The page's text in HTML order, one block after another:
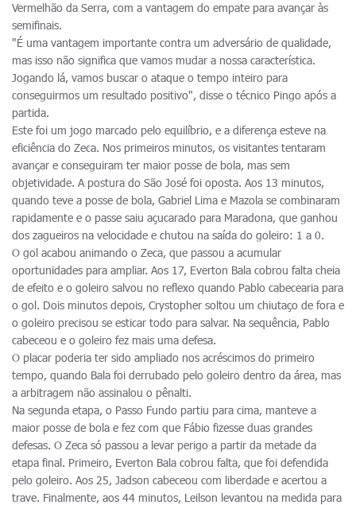
Vermelhão da Serra, com a vantagem do empate para avançar às
semifinais.
"É uma vantagem importante contra um adversário de qualidade,
mas isso não significa que vamos mudar a nossa característica.
Jogando lá, vamos buscar o ataque o tempo inteiro para
conseguirmos um resultado positivo", disse o técnico Pingo após a
partida.
Este foi um jogo marcado pelo equilíbrio, e a diferença esteve na
eficiência do Zeca. Nos primeiros minutos, os visitantes tentaram
avançar e conseguiram ter maior posse de bola, mas sem
objetividade. A postura do São José foi oposta. Aos 13 minutos,
quando teve a posse de bola, Gabriel Lima e Mazola se combinaram
rapidamente e o passe saiu açucarado para Maradona, que ganhou
dos zagueiros na velocidade e chutou na saída do goleiro: 1 a 0.
O gol acabou animando o Zeca, que passou a acumular
oportunidades para ampliar. Aos 17, Everton Bala cobrou falta cheia
de efeito e o goleiro salvou no reflexo quando Pablo cabecearia para
o gol. Dois minutos depois, Crystopher soltou um chiutaço de fora e
o goleiro precisou se esticar todo para salvar. Na sequência, Pablo
cabeceou e o goleiro fez mais uma defesa.
O placar poderia ter sido ampliado nos acréscimos do primeiro
tempo, quando Bala foi derrubado pelo goleiro dentro da área, mas
a arbitragem não assinalou o pênalti.
Na segunda etapa, o Passo Fundo partiu para cima, manteve a
maior posse de bola e fez com que Fábio fizesse duas grandes
defesas. O Zeca só passou a levar perigo a partir da metade da
etapa final. Primeiro, Everton Bala cobrou falta, que foi defendida
pelo goleiro. Aos 25, Jadson cabeceou com liberdade e acertou a
trave. Finalmente, aos 44 minutos, Leilson levantou na medida para